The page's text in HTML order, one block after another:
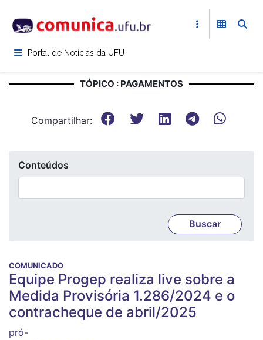
para
conteúdoPortal de Notícias da UFU
TÓPICO : PAGAMENTOS
Compartilhar:
Conteúdos
COMUNICADO
Equipe Progep realiza live sobre a
Medida Provisória 1.286/2024 e o
contracheque de abril/2025
pró-